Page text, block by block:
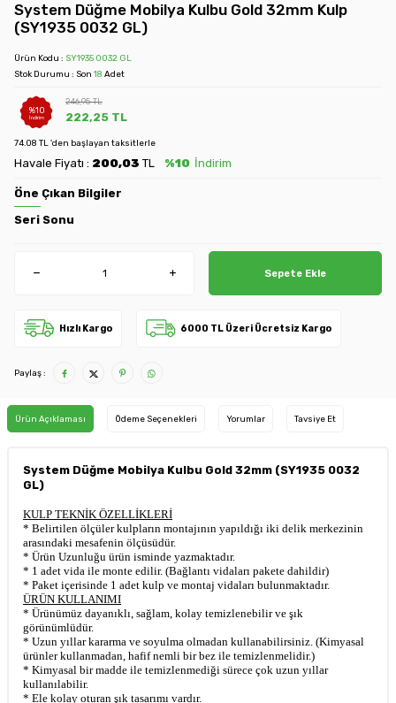
System Düğme Mobilya Kulbu Gold 32mm Kulp
(SY1935 0032 GL)
Ürün Kodu : SY1935 0032 GL
Stok Durumu : Son 18 Adet
%10
İndirim
246,95TL
222,25 TL
74.08 TL 'den başlayan taksitlerle
Havale Fiyatı : 200,03 TL %10 İndirim
Öne Çıkan Bilgiler
Seri Sonu
Sepete Ekle
Hızlı Kargo 6000 TL Üzeri Ücretsiz Kargo
Paylaş :
Ürün Açıklaması Ödeme Seçenekleri Yorumlar Tavsiye Et
System Düğme Mobilya Kulbu Gold 32mm (SY1935 0032
GL)
KULP TEKNİK ÖZELLİKLERİ
* Belirtilen ölçüler kulpların montajının yapıldığı iki delik merkezinin
arasındaki mesafenin ölçüsüdür.
* Ürün Uzunluğu ürün isminde yazmaktadır.
* 1 adet vida ile monte edilir. (Bağlantı vidaları pakete dahildir)
* Paket içerisinde 1 adet kulp ve montaj vidaları bulunmaktadır.
ÜRÜN KULLANIMI
* Ürünümüz dayanıklı, sağlam, kolay temizlenebilir ve şık
görünümlüdür.
* Uzun yıllar kararma ve soyulma olmadan kullanabilirsiniz. (Kimyasal
ürünler kullanmadan, hafif nemli bir bez ile temizlenmelidir.)
* Kimyasal bir madde ile temizlenmediği sürece çok uzun yıllar
kullanılabilir.
* Ele kolay oturan şık tasarımı vardır.